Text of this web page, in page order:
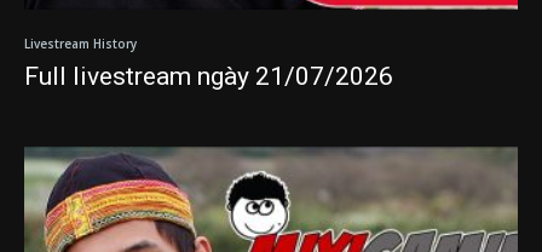
Livestream History
Full livestream ngày 21/07/2026